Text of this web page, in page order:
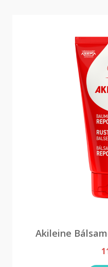
Akileine